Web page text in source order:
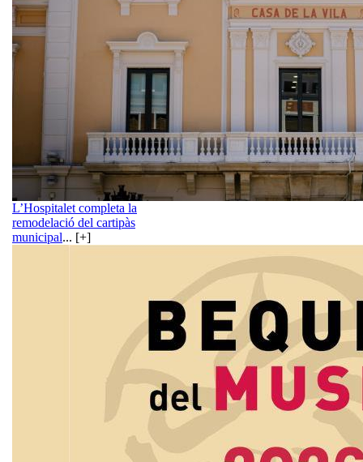
L’Hospitalet completa la
remodelació del cartipàs
municipal... [+]